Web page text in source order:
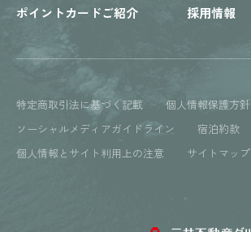
ポイントカードご紹介
採用情報
特定商取引法に基づく記載
個人情報保護方針
ソーシャルメディアガイドライン
宿泊約款
個人情報とサイト利用上の注意
サイトマップ